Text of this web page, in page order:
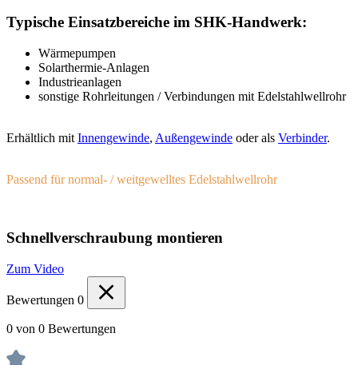
Typische Einsatzbereiche im SHK-Handwerk:
Wärmepumpen
Solarthermie-Anlagen
Industrieanlagen
sonstige Rohrleitungen / Verbindungen mit Edelstahlwellrohr
Erhältlich mit Innengewinde, Außengewinde oder als Verbinder.
Passend für normal- / weitgewelltes Edelstahlwellrohr
Schnellverschraubung montieren
Zum Video
Bewertungen 0
0 von 0 Bewertungen